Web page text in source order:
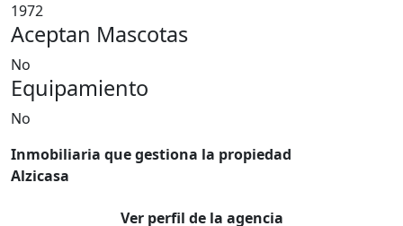
1972
Aceptan Mascotas
No
Equipamiento
No
Inmobiliaria que gestiona la propiedad
Alzicasa
Ver perfil de la agencia